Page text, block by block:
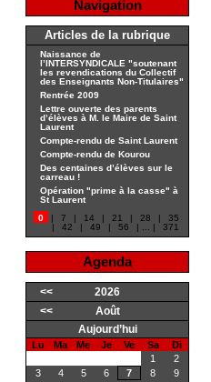
Navigation
Articles de la rubrique
Naissance de
l’INTERSYNDICALE "soutenant
les revendications du Collectif
des Enseignants Non-Titulaires"
Rentrée 2009
Lettre ouverte des parents
d’élèves à M. le Maire de Saint
Laurent
Compte-rendu de Saint Laurent
Compte-rendu de Kourou
Des centaines d’élèves sur le
carreau !
Opération "prime à la casse" à
St Laurent
0
| 7 | 14 | 21 | 28 |
35
|
42 | 49 | 56 | | 371
Agenda
<<
2026
<<
Août
Aujourd’hui
Lu Ma Me Je Ve Sa
Di
1
2
3
4 5 6 7 8
9